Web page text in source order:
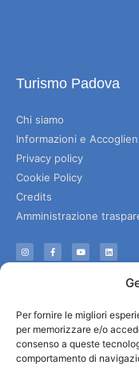
Per fornire le migliori
per memorizzare e/o
consenso a queste
comportamento di
Turismo Padova
Chi siamo
Informazioni e
Privacy policy
Cookie Policy
Credits
Amministrazione
Servizi utili
Download brochures